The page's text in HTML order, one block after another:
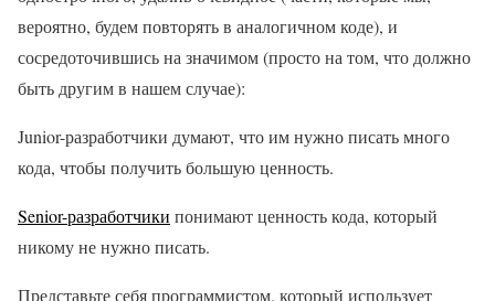
вероятно, будем повторять в аналогичном коде), и
сосредоточившись на значимом (просто на том, что должно
быть другим в нашем случае):
Junior-разработчики думают, что им нужно писать много
кода, чтобы получить большую ценность.
Senior-разработчики понимают ценность кода, который
никому не нужно писать.
Представьте себя программистом, который использует